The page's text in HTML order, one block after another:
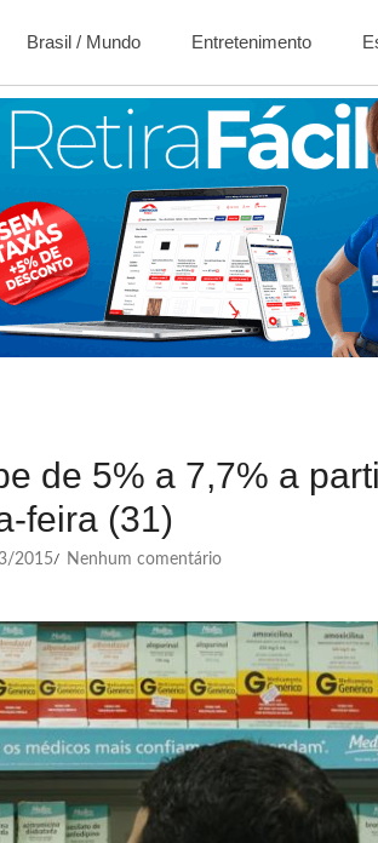
Brasil / Mundo Entretenimento
de 5% a 7,7% a
feira (31)
2015/ Nenhum comentário